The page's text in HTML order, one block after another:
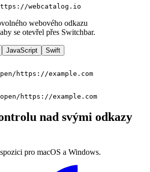
webcatalog.io
webového odkazu
se otevřel přes Switchbar.
JavaScript Swift
https://example.com
https://example.com
nad svými odkazy
pro macOS a Windows.